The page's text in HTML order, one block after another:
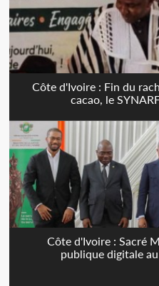
Côte d'Ivoire : Fin du
cacao, le
Côte d'Ivoire : Sacré
publique digitale